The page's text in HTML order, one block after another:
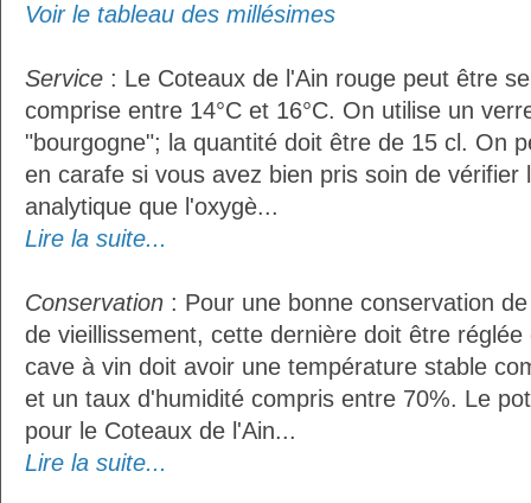
Voir le tableau des millésimes
Service : Le Coteaux de l'Ain rouge peut être
comprise entre 14°C et 16°C. On utilise un
"bourgogne"; la quantité doit être de 15 cl. On
en carafe si vous avez bien pris soin de vérifier
analytique que l'oxygè...
Lire la suite...
Conservation : Pour une bonne conservation
de vieillissement, cette dernière doit être réglée
cave à vin doit avoir une température stable
et un taux d'humidité compris entre 70%. Le
pour le Coteaux de l'Ain...
Lire la suite...